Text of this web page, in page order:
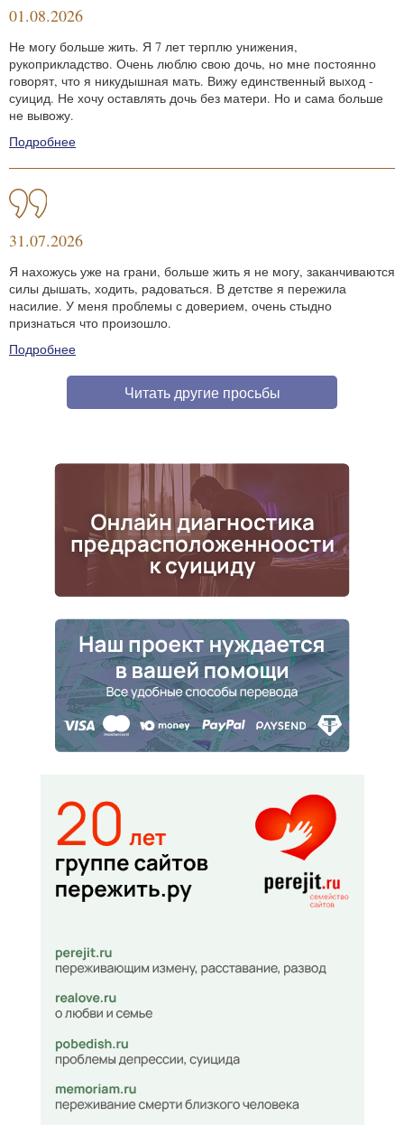
01.08.2026
Не могу больше жить. Я 7 лет терплю унижения,
рукоприкладство. Очень люблю свою дочь, но мне постоянно
говорят, что я никудышная мать. Вижу единственный выход -
суицид. Не хочу оставлять дочь без матери. Но и сама больше
не вывожу.
Подробнее
31.07.2026
Я нахожусь уже на грани, больше жить я не могу, заканчиваются
силы дышать, ходить, радоваться. В детстве я пережила
насилие. У меня проблемы с доверием, очень стыдно
признаться что произошло.
Подробнее
Читать другие просьбы